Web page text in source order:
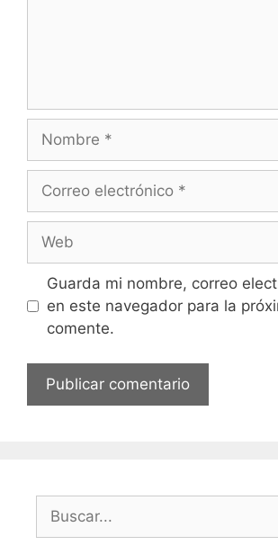
Nombre
Correo
Web
Guarda mi nombre, correo
en este navegador para la
comente.